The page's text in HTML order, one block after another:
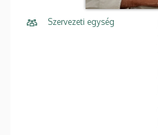
Szervezeti egység